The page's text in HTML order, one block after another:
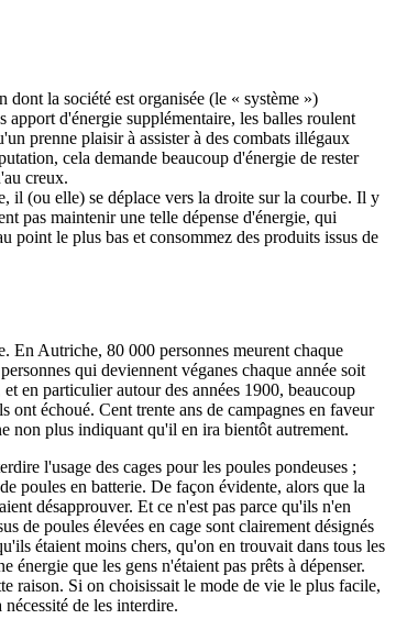
la société est organisée (le « système »)
apport d'énergie supplémentaire, les balles roulent
prenne plaisir à assister à des combats illégaux
cela demande beaucoup d'énergie de rester
creux.
il (ou elle) se déplace vers la droite sur la courbe. Il y
pas maintenir une telle dépense d'énergie, qui
point le plus bas et consommez des produits issus de
En Autriche, 80 000 personnes meurent chaque
qui deviennent véganes chaque année soit
en particulier autour des années 1900, beaucoup
échoué. Cent trente ans de campagnes en faveur
non plus indiquant qu'il en ira bientôt autrement.
l'usage des cages pour les poules pondeuses ;
poules en batterie. De façon évidente, alors que la
désapprouver. Et ce n'est pas parce qu'ils n'en
de poules élevées en cage sont clairement désignés
étaient moins chers, qu'on en trouvait dans tous les
que les gens n'étaient pas prêts à dépenser.
raison. Si on choisissait le mode de vie le plus facile,
de les interdire.